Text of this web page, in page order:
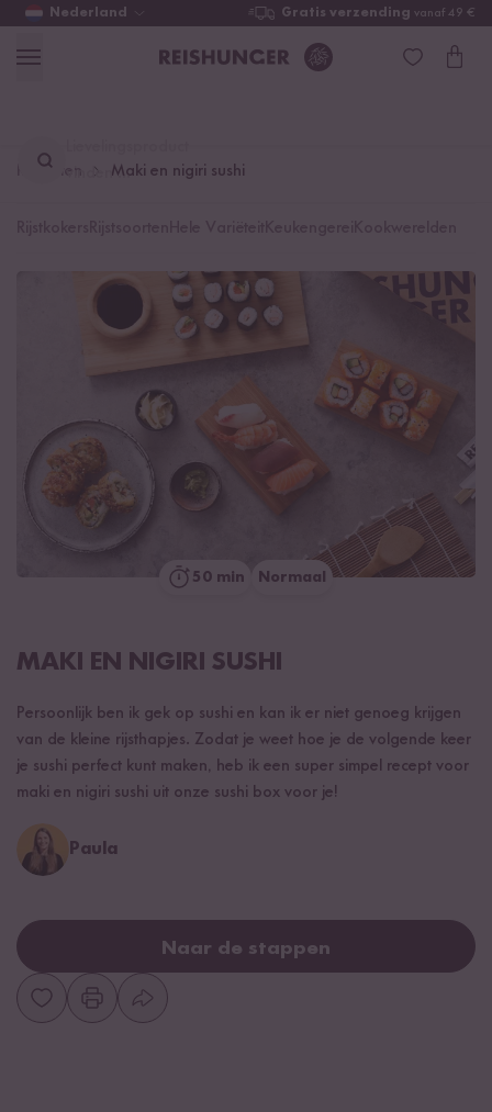
Nederland Gratis verzending vanaf 49 €
vinden ...
Recepten Maki en nigiri sushi
50 min Normaal
MAKI EN NIGIRI SUSHI
Persoonlijk ben ik gek op sushi en kan ik er niet genoeg krijgen
van de kleine rijsthapjes. Zodat je weet hoe je de volgende keer
je sushi perfect kunt maken, heb ik een super simpel recept voor
maki en nigiri sushi uit onze sushi box voor je!
Paula
Naar de stappen